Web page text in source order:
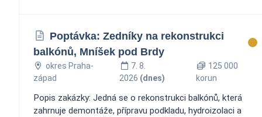
Poptávka: Zedníky na rekonstrukci
balkónů, Mníšek pod Brdy
okres Praha-
západ
7. 8.
2026 (dnes)
125 000
korun
Popis zakázky: Jedná se o rekonstrukci balkónů, která
zahrnuje demontáže, přípravu podkladu, hydroizolaci a